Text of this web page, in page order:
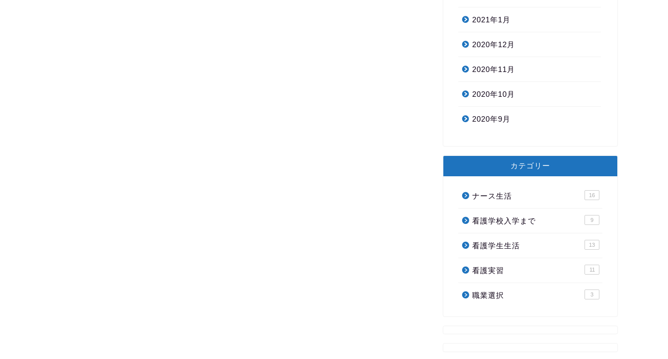
2021年1月
2020年12月
2020年11月
2020年10月
2020年9月
カテゴリー
ナース生活 16
看護学校入学まで 9
看護学生生活 13
看護実習 11
職業選択 3